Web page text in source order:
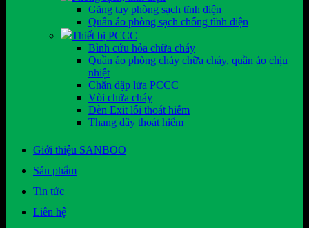
Găng tay phòng sạch tĩnh điện
Quần áo phòng sạch chống tĩnh điện
Thiết bị PCCC
Bình cứu hỏa chữa cháy
Quần áo phòng cháy chữa cháy, quần áo chịu
nhiệt
Chăn dập lửa PCCC
Vòi chữa cháy
Đèn Exit lối thoát hiểm
Thang dây thoát hiểm
Giới thiệu SANBOO
Sản phẩm
Tin tức
Liên hệ